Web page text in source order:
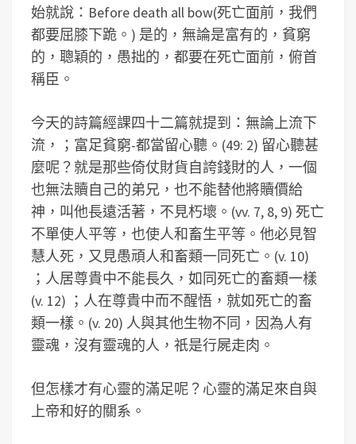
始就說：Before death all bow(死亡面前，我們
都要屈膝下跪。) 是的，無論是富有的，貧窮
的，聰穎的，愚拙的，都要在死亡面前，俯首
稱臣。
今天的詩篇經課四十二篇就提到：無論上流下
流，；富足貧窮-都當留心聽。(49: 2) 留心聽甚
麼呢？就是那些倚仗財貨自誇錢財的人，一個
也無法贖自己的弟兄，也不能替他將贖價給
神，叫他長遠活著，不見朽壞。(vv. 7, 8, 9) 死亡
不單使人平等，也使人和畜生平等。他必見智
慧人死，又見愚頑人和畜類一同死亡。(v. 10)
；人居尊貴中不能長久，如同死亡的畜類一樣
(v. 12) ；人在尊貴中而不醒悟，就如死亡的畜
類一樣。(v. 20) 人與其他生物不同，因為人有
靈魂，沒有靈魂的人，祇是行屍走肉。
但怎樣才有心靈的滿足呢？心靈的滿足來自與
上帝和好的關系。